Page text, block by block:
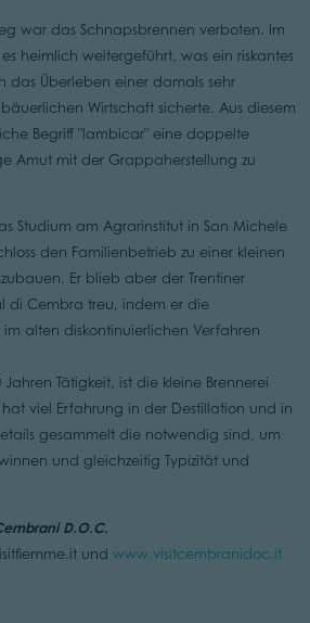
war das Schnapsbrennen verboten. Im
heimlich weitergeführt, was ein riskantes
das Überleben einer damals sehr
Wirtschaft sicherte. Aus diesem
Begriff "lambicar" eine doppelte
Amut mit der Grappaherstellung zu
Studium am Agrarinstitut in San Michele
den Familienbetrieb zu einer kleinen
Er blieb aber der Trentiner
di Cembra treu, indem er die
alten diskontinuierlichen Verfahren
Tätigkeit, ist die kleine Brennerei
viel Erfahrung in der Destillation und in
gesammelt die notwendig sind, um
und gleichzeitig Typizität und
D.O.C.
und www.visitcembranidoc.it